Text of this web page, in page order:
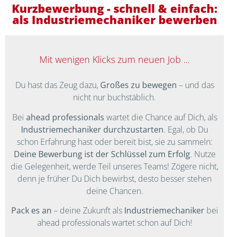
Kurzbewerbung - schnell & einfach:
als Industriemechaniker bewerben
Mit wenigen Klicks zum neuen Job ...
Du hast das Zeug dazu, Großes zu bewegen – und das
nicht nur buchstäblich.
Bei ahead professionals wartet die Chance auf Dich, als
Industriemechaniker durchzustarten. Egal, ob Du
schon Erfahrung hast oder bereit bist, sie zu sammeln:
Deine Bewerbung ist der Schlüssel zum Erfolg. Nutze
die Gelegenheit, werde Teil unseres Teams! Zögere nicht,
denn je früher Du Dich bewirbst, desto besser stehen
deine Chancen.
Pack es an – deine Zukunft als Industriemechanikerbei
ahead professionals wartet schon auf Dich!